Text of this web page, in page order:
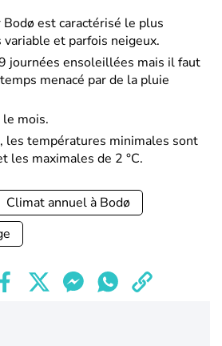
est caractérisé le plus
et parfois neigeux.
journées ensoleillées mais il faut
menacé par de la pluie
mois.
les températures minimales sont
les maximales de 2 °C.
Climat annuel à Bodø